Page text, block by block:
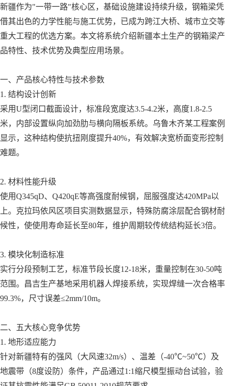
新疆作为"一带一路"核心区，基础设施建设持续升级，钢箱梁凭
借其出色的力学性能与施工优势，已成为跨江大桥、城市立交等
重大工程的优选方案。本文将系统介绍新疆本土生产的钢箱梁产
品特性、技术优势及典型应用场景。
一、产品核心特性与技术参数
1. 结构设计创新
采用U型闭口截面设计，标准段宽度达3.5-4.2米，高度1.8-2.5
米，内部设置纵向加劲肋与横向隔板系统。乌鲁木齐某工程案例
显示，这种结构使抗扭刚度提升40%，有效解决宽桥面变形控制
难题。
2. 材料性能升级
使用Q345qD、Q420qE等高强度耐候钢，屈服强度达420MPa以
上。克拉玛依风区项目实测数据显示，特殊防腐涂层配合钢材耐
候性，使使用寿命延长至80年，维护周期较传统结构延长3倍。
3. 模块化制造标准
实行分段预制工艺，标准节段长度12-18米，重量控制在30-50吨
范围。昌吉生产基地采用机器人焊接系统，实现焊缝一次合格率
99.3%，尺寸误差≤2mm/10m。
二、五大核心竞争优势
1. 地形适应能力
针对新疆特有的强风（大风速32m/s）、温差（-40℃~50℃）及
地震带（8度设防）条件，产品通过1:1缩尺模型振动台试验，验